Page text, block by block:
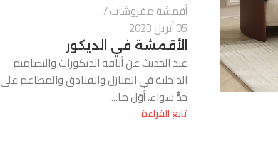
أقمشة مفروشات
05 أبريل 2023
الأقمشة في الديكور
عند الحديث عن أناقة الديكورات والتصاميم
الداخلية في المنازل والفنادق والمطاعم على
حدٍّ سواء، أوّل ما...
تابع القراءة